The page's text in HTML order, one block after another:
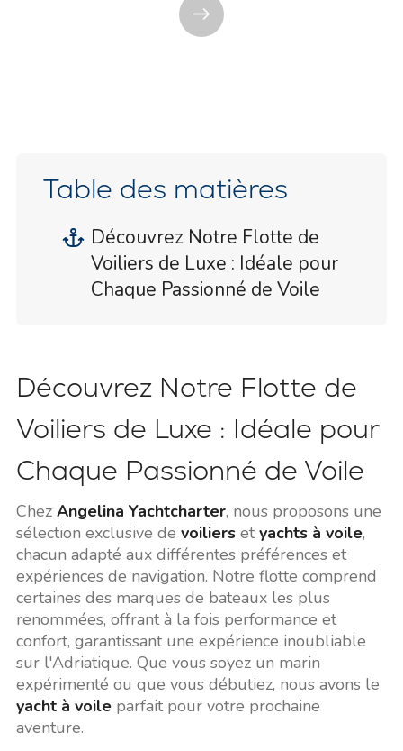
Table des matières
Découvrez Notre Flotte de
Voiliers de Luxe : Idéale pour
Chaque Passionné de Voile
Découvrez Notre Flotte de
Voiliers de Luxe : Idéale pour
Chaque Passionné de Voile
Chez Angelina Yachtcharter, nous proposons une
sélection exclusive de voiliersetyachts à voile,
chacun adapté aux différentes préférences et
expériences de navigation. Notre flotte comprend
certaines des marques de bateaux les plus
renommées, offrant à la fois performance et
confort, garantissant une expérience inoubliable
sur l'Adriatique. Que vous soyez un marin
expérimenté ou que vous débutiez, nous avons le
yacht à voileparfait pour votre prochaine
aventure.